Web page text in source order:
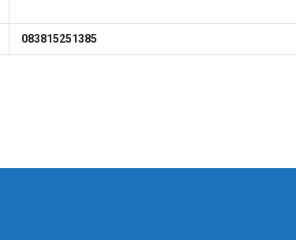
083815251385